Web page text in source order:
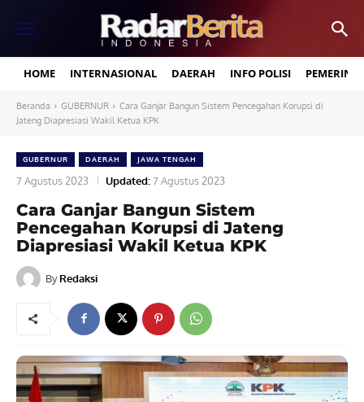
HOME INTERNASIONAL DAERAH INFO POLISI
Beranda GUBERNUR
Cara Ganjar Bangun Sistem Pencegahan Korupsi di
Jateng Diapresiasi Wakil Ketua KPK
GUBERNUR DAERAH JAWA TENGAH
7 Agustus 2023 Updated:7 Agustus 2023
Cara Ganjar Bangun Sistem
Pencegahan Korupsi di Jateng
Diapresiasi Wakil Ketua KPK
By Redaksi